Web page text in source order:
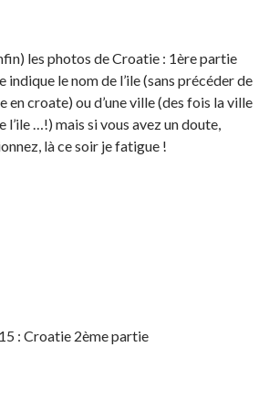
les photos de Croatie : 1ère partie
indique le nom de l’ile (sans précéder de
croate) ou d’une ville (des fois la ville
l’ile …!) mais si vous avez un doute,
là ce soir je fatigue !
: Croatie 2ème partie